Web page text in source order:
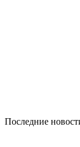
Последние